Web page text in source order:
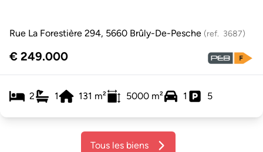
Rue La Forestière 294, 5660 Brûly-De-Pesche (ref. 3687)
€ 249.000
2 1 131 m² 5000 m² 1 5
Tous les biens